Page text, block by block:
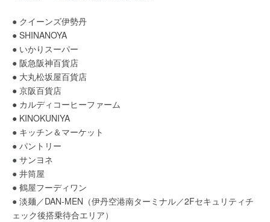
● クイーンズ伊勢丹
● SHINANOYA
● いかりスーパー
● 阪急阪神百貨店
● 大丸松坂屋百貨店
● 京阪百貨店
● カルディコーヒーファーム
● KINOKUNIYA
● キッチン＆マーケット
● パントリー
● サンヨネ
● 井筒屋
● 鶴屋フーディワン
● 淡麺／DAN-MEN（伊丹空港南ターミナル／2Fセキュリティチ
ェック後搭乗待合エリア）